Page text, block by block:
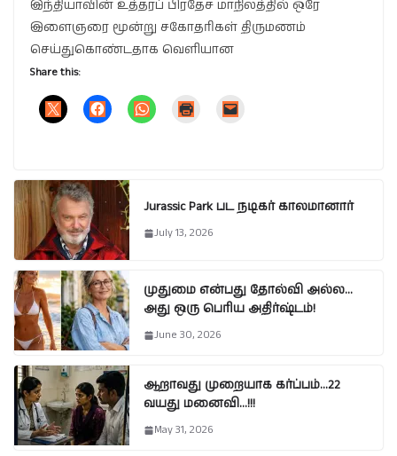
இந்தியாவின் உத்தரப் பிரதேச மாநிலத்தில் ஒரே
இளைஞரை மூன்று சகோதரிகள் திருமணம்
செய்துகொண்டதாக வெளியான
Share this:
Jurassic Park பட நடிகர் காலமானார்
July 13, 2026
முதுமை என்பது தோல்வி அல்ல…
அது ஒரு பெரிய அதிர்ஷ்டம்!
June 30, 2026
ஆறாவது முறையாக கர்ப்பம்…22
வயது மனைவி…!!!
May 31, 2026